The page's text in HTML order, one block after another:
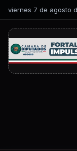
viernes 7 de agosto